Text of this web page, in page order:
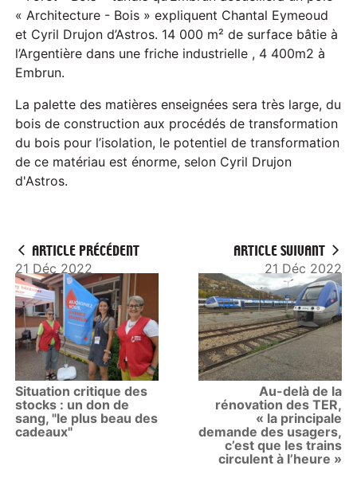
« Architecture - Bois » expliquent Chantal Eymeoud
et Cyril Drujon d’Astros. 14 000 m² de surface bâtie à
l’Argentière dans une friche industrielle , 4 400m2 à
Embrun.
La palette des matières enseignées sera très large, du
bois de construction aux procédés de transformation
du bois pour l’isolation, le potentiel de transformation
de ce matériau est énorme, selon Cyril Drujon
d'Astros.
ARTICLE PRÉCÉDENT
21 Déc 2022
Situation critique des
stocks : un don de
sang, "le plus beau des
cadeaux"
ARTICLE SUIVANT
21 Déc 2022
Au-delà de la
rénovation des TER,
« la principale
demande des usagers,
c’est que les trains
circulent à l’heure »